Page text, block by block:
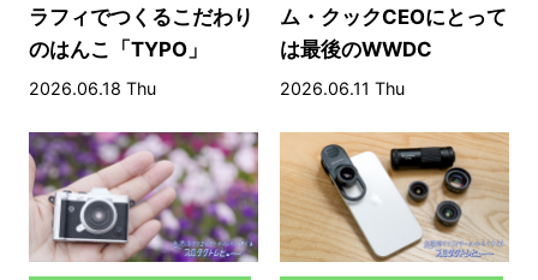
ラフィでつくるこだわり
のはんこ「TYPO」
2026.06.18 Thu
ム・クックCEOにとって
は最後のWWDC
2026.06.11 Thu